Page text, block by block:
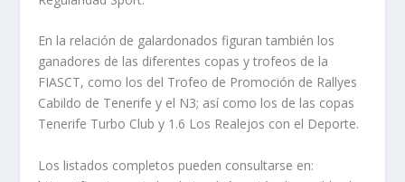
En la relación de galardonados figuran también los
ganadores de las diferentes copas y trofeos de la
FIASCT, como los del Trofeo de Promoción de Rallyes
Cabildo de Tenerife y el N3; así como los de las copas
Tenerife Turbo Club y 1.6 Los Realejos con el Deporte.
Los listados completos pueden consultarse en: